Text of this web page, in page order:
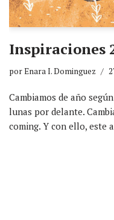
Inspiraciones
porEnara I. Dominguez
Cambiamos de año
lunas por delante.
coming. Y con ello, este